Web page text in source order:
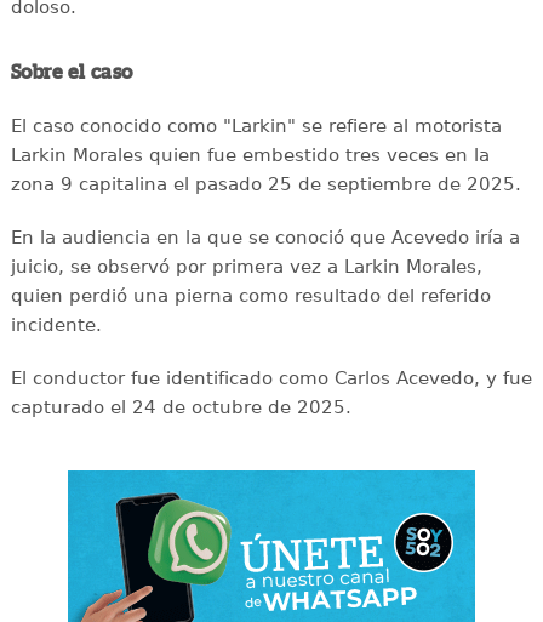
doloso.
Sobre el caso
El caso conocido como "Larkin" se refiere al motorista
Larkin Morales quien fue embestido tres veces en la
zona 9 capitalina el pasado 25 de septiembre de 2025.
En la audiencia en la que se conoció que Acevedo iría a
juicio, se observó por primera vez a Larkin Morales,
quien perdió una pierna como resultado del referido
incidente.
El conductor fue identificado como Carlos Acevedo, y fue
capturado el 24 de octubre de 2025.